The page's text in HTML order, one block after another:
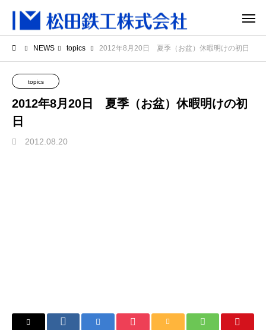
NEWS topics 2012年8月20日 夏季（お盆）休暇明けの初日
topics
2012年8月20日 夏季（お盆）休暇明けの初
日
2012.08.20